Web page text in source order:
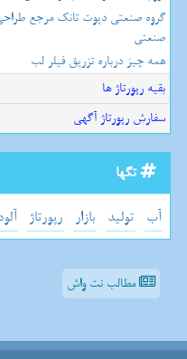
گروه صنعتی دپوت تانک مرجع
صنعتی
همه چیز درباره تزریق فیلر لب
بقیه رپورتاژ ها
سفارش رپورتاژ آگهی
تگها
آب تولید بازار رپورتاژ
مطالب نت واش